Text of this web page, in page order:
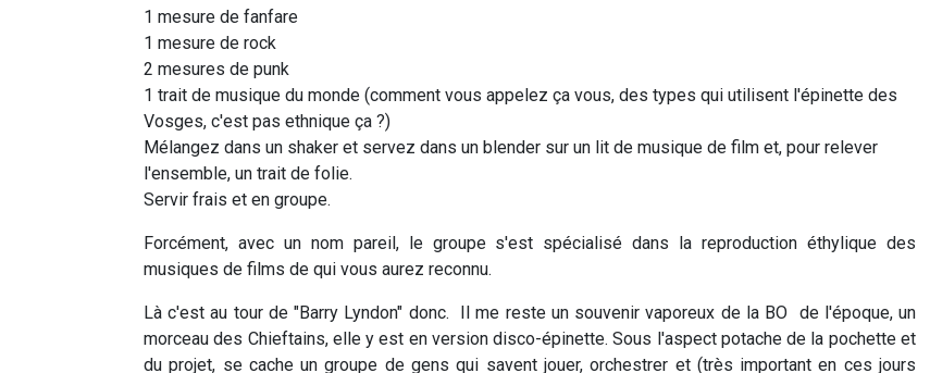
1 mesure de fanfare
1 mesure de rock
2 mesures de punk
1 trait de musique du monde (comment vous appelez ça vous, des types qui utilisent l'épinette des
Vosges, c'est pas ethnique ça ?)
Mélangez dans un shaker et servez dans un blender sur un lit de musique de film et, pour relever
l'ensemble, un trait de folie.
Servir frais et en groupe.
Forcément, avec un nom pareil, le groupe s'est spécialisé dans la reproduction éthylique des
musiques de films de qui vous aurez reconnu.
Là c'est au tour de "Barry Lyndon" donc. Il me reste un souvenir vaporeux de la BO de l'époque, un
morceau des Chieftains, elle y est en version disco-épinette. Sous l'aspect potache de la pochette et
du projet, se cache un groupe de gens qui savent jouer, orchestrer et (très important en ces jours